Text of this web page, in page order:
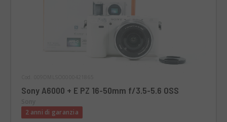
Sony A6000 + E PZ 16-50mm f/3.5-5.6 OSS
2 anni di garanzia